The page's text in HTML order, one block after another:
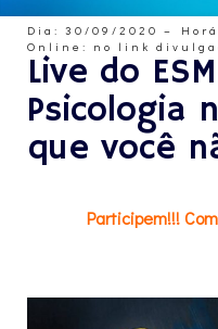
Dia: 30/09/2020 –
Online: no link
Live do
Psicologia
que você
Participem!!!